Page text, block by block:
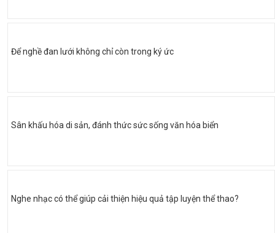
Để nghề đan lưới không chỉ còn trong ký ức
Sân khấu hóa di sản, đánh thức sức sống văn hóa biển
Nghe nhạc có thể giúp cải thiện hiệu quả tập luyện thể thao?